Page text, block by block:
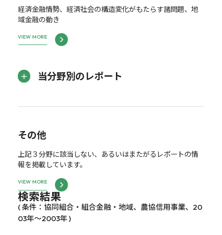
経済金融情勢、経済社会の構造変化がもたらす諸問題、地
域金融の動き
VIEW MORE
当分野別のレポート
その他
上記３分野に該当しない、あるいはまたがるレポートの情
報を掲載しています。
VIEW MORE
検索結果
( 条件：協同組合・組合金融・地域、農協信用事業、20
03年～2003年 )